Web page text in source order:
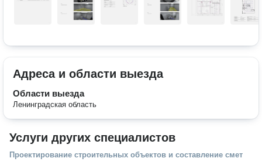
Адреса и области выезда
Области выезда
Ленинградская область
Услуги других специалистов
Проектирование строительных объектов и составление смет